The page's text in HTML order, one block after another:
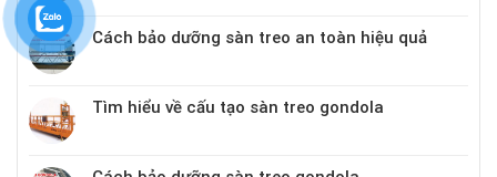
Cách bảo dưỡng sàn treo an toàn hiệu quả
Tìm hiểu về cấu tạo sàn treo gondola